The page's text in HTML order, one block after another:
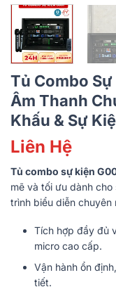
Tủ Combo Sự
Âm Thanh
Khấu & Sự
Liên Hệ
Tủ combo sự kiện
mẽ và tối ưu dành
trình biểu diễn chuyên
Tích hợp đầy đủ
micro cao cấp.
Vận hành ổn
tiết.